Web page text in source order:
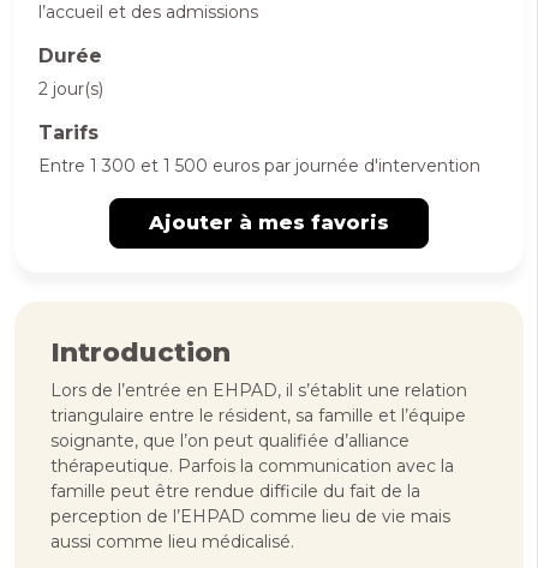
l’accueil et des admissions
Durée
2 jour(s)
Tarifs
Entre 1 300 et 1 500 euros par journée d'intervention
Ajouter à mes favoris
Introduction
Lors de l’entrée en EHPAD, il s’établit une relation
triangulaire entre le résident, sa famille et l’équipe
soignante, que l’on peut qualifiée d’alliance
thérapeutique. Parfois la communication avec la
famille peut être rendue difficile du fait de la
perception de l’EHPAD comme lieu de vie mais
aussi comme lieu médicalisé.